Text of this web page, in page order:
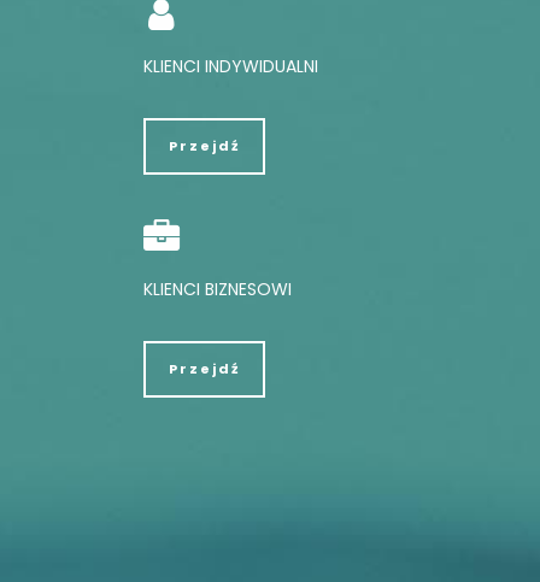
KLIENCI INDYWIDUALNI
Przejdź
KLIENCI BIZNESOWI
Przejdź